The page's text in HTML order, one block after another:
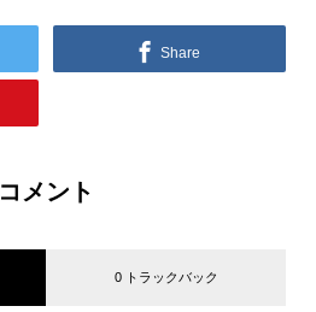
Share
コメント
0 トラックバック